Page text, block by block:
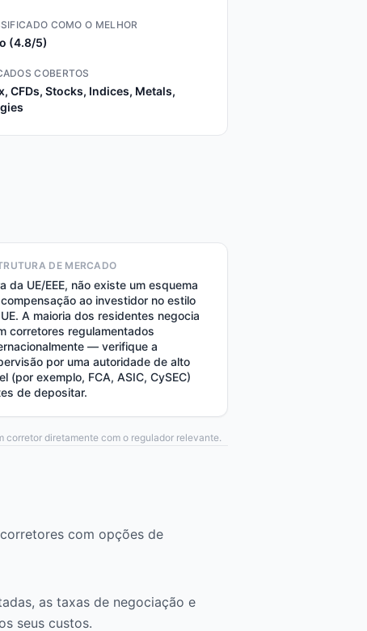
COMO O MELHOR
(4.8/5)
COBERTOS
CFDs, Stocks, Indices, Metals,
DE MERCADO
da UE/EEE, não existe um esquema
ao investidor no estilo
A maioria dos residentes negocia
corretores regulamentados
— verifique a
por uma autoridade de alto
(por exemplo, FCA, ASIC, CySEC)
de depositar.
corretor diretamente com o regulador relevante.
com opções de
as taxas de negociação e
seus custos.